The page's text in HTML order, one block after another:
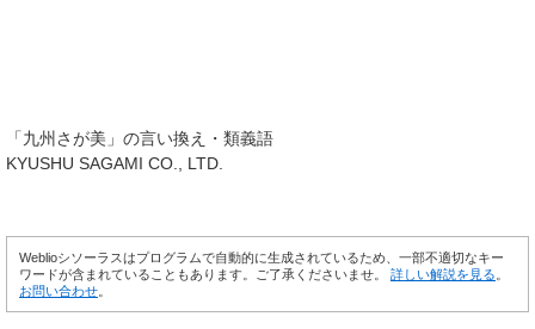
「九州さが美 」の言い換え・類義語
KYUSHU SAGAMI CO., LTD.
Weblioシソーラスはプログラムで自動的に生成されているため、一部不適切なキー
ワードが含まれていることもあります。ご了承くださいませ。 詳しい解説を見る
お問い合わせ